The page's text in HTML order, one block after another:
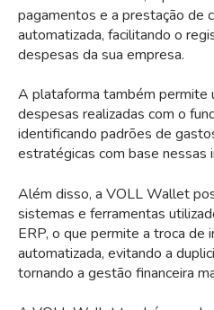
pagamentos e a prestação de
automatizada, facilitando o
despesas da sua empresa.
A plataforma também permite
despesas realizadas com o
identificando padrões de
estratégicas com base nessas
Além disso, a VOLL Wallet
sistemas e ferramentas
ERP, o que permite a troca de
automatizada, evitando a
tornando a gestão financeira